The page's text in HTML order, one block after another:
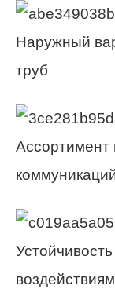
Наружный
труб
воздействиям